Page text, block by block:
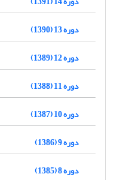
دوره 13 (1390)
دوره 12 (1389)
دوره 11 (1388)
دوره 10 (1387)
دوره 9 (1386)
دوره 8 (1385)